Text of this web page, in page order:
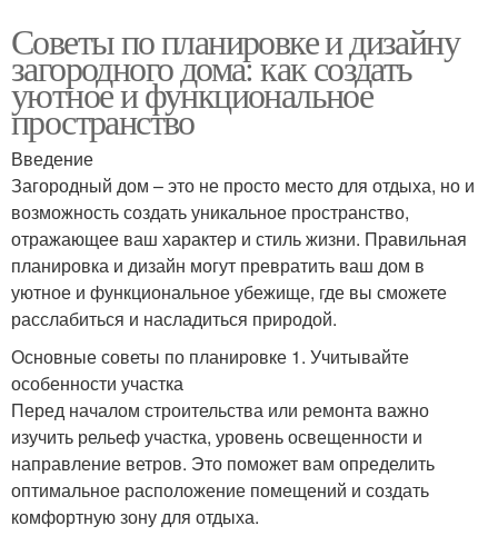
Советы по планировке и дизайну
загородного дома: как создать
уютное и функциональное
пространство
Введение
Загородный дом – это не просто место для отдыха, но и
возможность создать уникальное пространство,
отражающее ваш характер и стиль жизни. Правильная
планировка и дизайн могут превратить ваш дом в
уютное и функциональное убежище, где вы сможете
расслабиться и насладиться природой.
Основные советы по планировке 1. Учитывайте
особенности участка
Перед началом строительства или ремонта важно
изучить рельеф участка, уровень освещенности и
направление ветров. Это поможет вам определить
оптимальное расположение помещений и создать
комфортную зону для отдыха.